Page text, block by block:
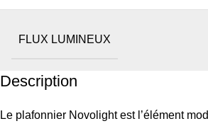
FLUX LUMINEUX
Description
Le plafonnier Novolight est l’élément